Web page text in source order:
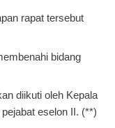
rapat tersebut
bidang
diikuti oleh Kepala
eselon II. (**)